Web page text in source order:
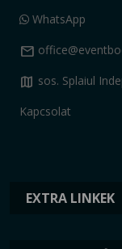
EXTRA LINKEK
WhatsApp
mail
map sos. Splaiul
Kapcsolat